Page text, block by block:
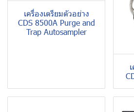
เครื่องเตรียมตัวอย่าง
CDS 8500A Purge and
Trap Autosampler